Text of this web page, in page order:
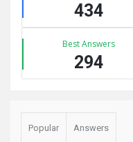
434
Best Answers
294
Popular Answers